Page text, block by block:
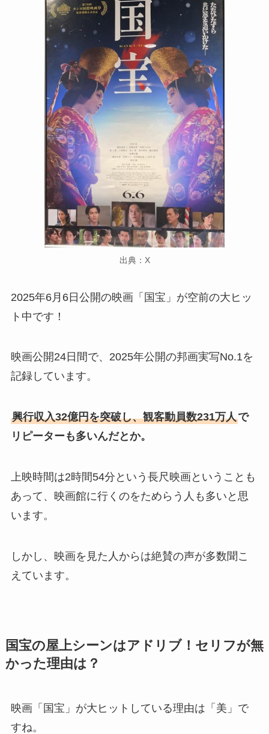
出典：X
2025年6月6日公開の映画「国宝」が空前の大ヒッ
ト中です！
映画公開24日間で、2025年公開の邦画実写No.1を
記録しています。
興行収入32億円を突破し、観客動員数231万人で
リピーターも多いんだとか。
上映時間は2時間54分という長尺映画ということも
あって、映画館に行くのをためらう人も多いと思
います。
しかし、映画を見た人からは絶賛の声が多数聞こ
えています。
国宝の屋上シーンはアドリブ！セリフが無
かった理由は？
映画「国宝」が大ヒットしている理由は「美」で
すね。